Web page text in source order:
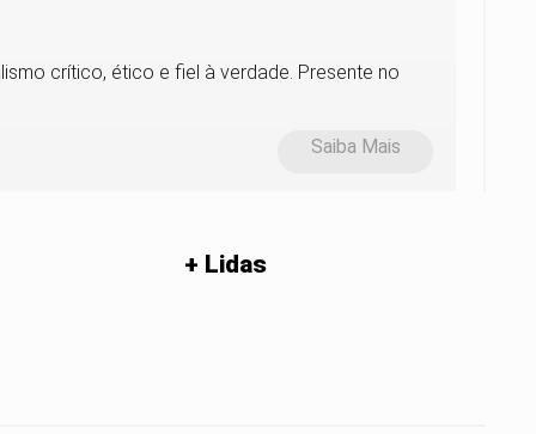
crítico, ético e fiel à verdade. Presente no
Saiba Mais
+ Lidas